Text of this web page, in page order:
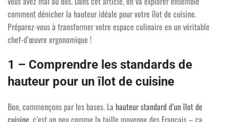
comment dénicher la hauteur idéale pour votre îlot de cuisine.
Préparez-vous à transformer votre espace culinaire en un véritable
chef-d’œuvre ergonomique !
1 – Comprendre les standards de
hauteur pour un îlot de cuisine
Bon, commençons par les bases. La hauteur standard d’un îlot de
cuisine, c’est un peu comme la taille moyenne des Français – ça